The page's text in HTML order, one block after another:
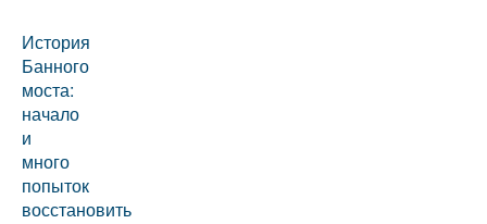
История
Банного
моста:
начало
и
много
попыток
восстановить